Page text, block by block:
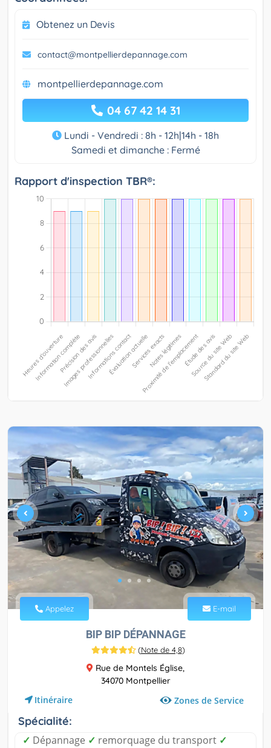
Obtenez un Devis
contact@montpellierdepannage.com
montpellierdepannage.com
04 67 42 14 31
Lundi - Vendredi : 8h - 12h|14h - 18h
Samedi et dimanche : Fermé
Rapport d'inspection TBR®:
Appelez E-mail
BIP BIP DÉPANNAGE
(Note de 4,8)
Rue de Montels Église,
34070 Montpellier
Itinéraire Zones de Service
Spécialité:
✓ Dépannage ✓ remorquage du transport ✓